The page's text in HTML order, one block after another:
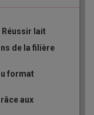
lait
de la filière
format
aux